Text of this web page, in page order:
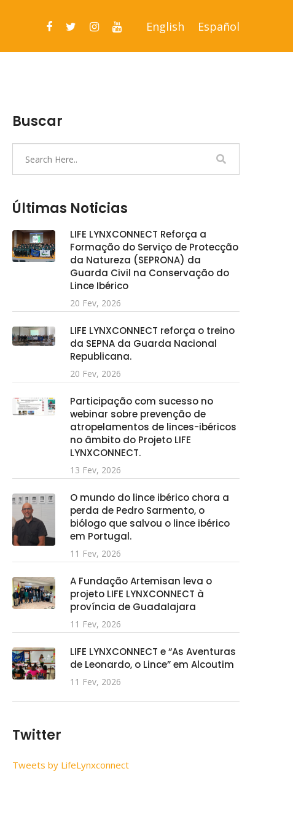
English Español
Buscar
Últimas Noticias
LIFE LYNXCONNECT Reforça a
Formação do Serviço de Protecção
da Natureza (SEPRONA) da
Guarda Civil na Conservação do
Lince Ibérico
20 Fev, 2026
LIFE LYNXCONNECT reforça o treino
da SEPNA da Guarda Nacional
Republicana.
20 Fev, 2026
Participação com sucesso no
webinar sobre prevenção de
atropelamentos de linces-ibéricos
no âmbito do Projeto LIFE
LYNXCONNECT.
13 Fev, 2026
O mundo do lince ibérico chora a
perda de Pedro Sarmento, o
biólogo que salvou o lince ibérico
em Portugal.
11 Fev, 2026
A Fundação Artemisan leva o
projeto LIFE LYNXCONNECT à
província de Guadalajara
11 Fev, 2026
LIFE LYNXCONNECT e “As Aventuras
de Leonardo, o Lince” em Alcoutim
11 Fev, 2026
Twitter
Tweets by LifeLynxconnect